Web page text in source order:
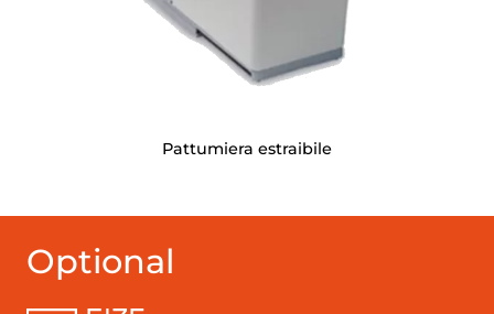
Pattumiera estraibile
Optional